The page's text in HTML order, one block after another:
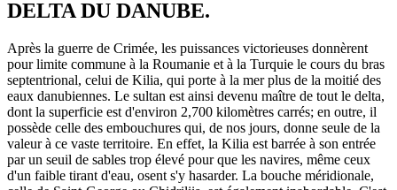
DELTA DU DANUBE.
Après la guerre de Crimée, les puissances victorieuses donnèrent
pour limite commune à la Roumanie et à la Turquie le cours du bras
septentrional, celui de Kilia, qui porte à la mer plus de la moitié des
eaux danubiennes. Le sultan est ainsi devenu maître de tout le delta,
dont la superficie est d'environ 2,700 kilomètres carrés; en outre, il
possède celle des embouchures qui, de nos jours, donne seule de la
valeur à ce vaste territoire. En effet, la Kilia est barrée à son entrée
par un seuil de sables trop élevé pour que les navires, même ceux
d'un faible tirant d'eau, osent s'y hasarder. La bouche méridionale,